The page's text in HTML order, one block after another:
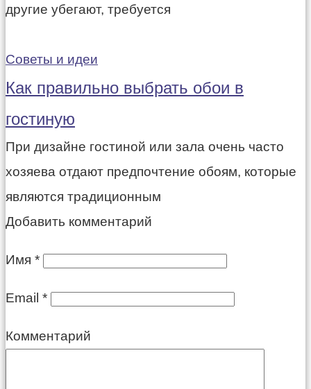
другие убегают, требуется
Советы и идеи
Как правильно выбрать обои в
гостиную
При дизайне гостиной или зала очень часто
хозяева отдают предпочтение обоям, которые
являются традиционным
Добавить комментарий
Имя *
Email *
Комментарий